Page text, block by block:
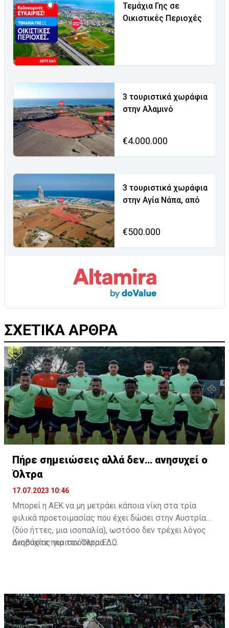
Τεμάχια Γης σε
Οικιστικές Περιοχές
3 τουριστικά χωράφια
στην Αλαμινό
€4.000.000
3 τουριστικά χωράφια
στην Αγία Νάπα, από
€500.000
ΣΧΕΤΙΚΑ ΑΡΘΡΑ
Πήρε σημειώσεις αλλά δεν… ανησυχεί ο
Όλτρα
17.07.2023 10:46
Μπορεί η ΑΕΚ να μη μετράει κάποια νίκη στα τρία
φιλικά προετοιμασίας που έχει δώσει στην Αυστρία
(δύο ήττες, μια ισοπαλία), ωστόσο δεν τρέχει λόγος
ανησυχίας για τον Όλτρα.
Διαβάστε περισσότεραΕΔΩ.